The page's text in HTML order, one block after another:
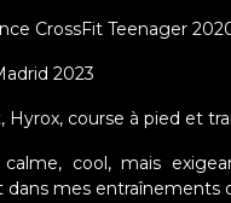
CrossFit Teenager
2023
Hyrox, course à pied et
cool, mais
mes entraînements